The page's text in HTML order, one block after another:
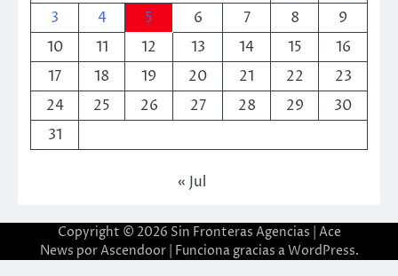
3
4 5 6 7 8
9
10
11 12 13 14 15
16
17
18 19 20 21 22
23
24
25 26 27 28 29
30
31
« Jul
Copyright © 2026 Sin Fronteras Agencias | Ace
News porAscendoor| Funciona gracias aWordPress.